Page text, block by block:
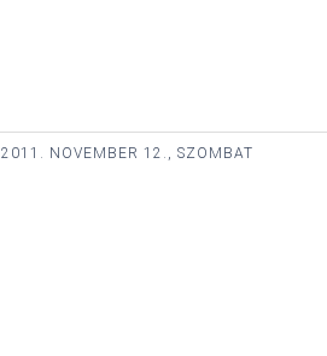
2011. NOVEMBER 12., SZOMBAT